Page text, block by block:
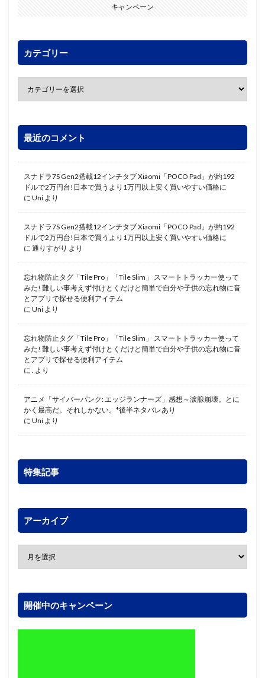
キャンペーン
カテゴリー
最近のコメント
スナドラ7S Gen2搭載12インチタブ Xiaomi「POCO Pad」が約192
ドルで2万円台!日本で買うより1万円以上安く買いやすい価格に
に Uni より
スナドラ7S Gen2搭載12インチタブ Xiaomi「POCO Pad」が約192
ドルで2万円台!日本で買うより1万円以上安く買いやすい価格に
に 通りすがり より
忘れ物防止タグ「Tile Pro」「Tile Slim」 スマートトラッカー使って
みた! 難しい事考えず付けとくだけと簡単で自分や子供の忘れ物に音
とアプリで探せる便利アイテム
に Uni より
忘れ物防止タグ「Tile Pro」「Tile Slim」 スマートトラッカー使って
みた! 難しい事考えず付けとくだけと簡単で自分や子供の忘れ物に音
とアプリで探せる便利アイテム
に
より
アニメ「サイバーパンク: エッジランナーズ」感想～涙腺崩壊。とに
かく最高だ。それしかない。*後半ネタバレあり
に Uni より
特集記事
アーカイブ
開催中のキャンペーン